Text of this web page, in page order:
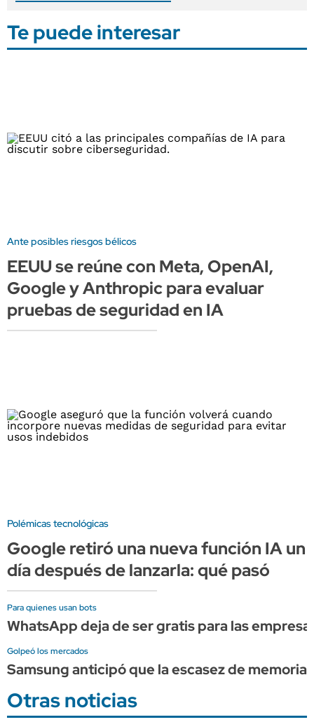
Te puede interesar
Ante posibles riesgos bélicos
EEUU se reúne con Meta, OpenAI,
Google y Anthropic para evaluar
pruebas de seguridad en IA
Polémicas tecnológicas
Google retiró una nueva función IA un
día después de lanzarla: qué pasó
Para quienes usan bots
WhatsApp deja de ser gratis para las
Golpeó los mercados
Samsung anticipó que la escasez de
Otras noticias